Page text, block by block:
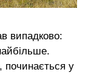
випадково:
у